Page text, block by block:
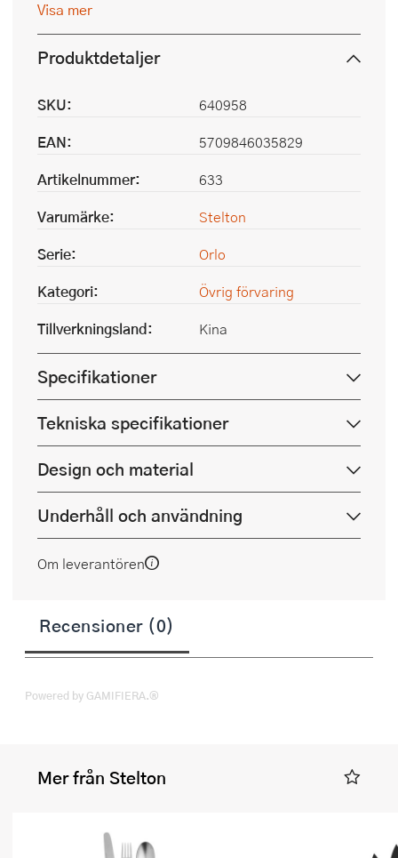
Visa mer
Produktdetaljer
SKU:
640958
EAN:
5709846035829
Artikelnummer:
633
Varumärke:
Stelton
Serie:
Orlo
Kategori:
Övrig förvaring
Tillverkningsland:
Kina
Specifikationer
Tekniska specifikationer
Design och material
Underhåll och användning
Om leverantören
Recensioner (0)
Powered by GAMIFIERA.®
Mer från Stelton